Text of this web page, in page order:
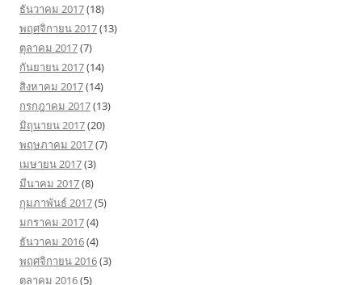
ธันวาคม 2017(18)
พฤศจิกายน 2017(13)
ตุลาคม 2017(7)
กันยายน 2017(14)
สิงหาคม 2017(14)
กรกฎาคม 2017(13)
มิถุนายน 2017(20)
พฤษภาคม 2017(7)
เมษายน 2017(3)
มีนาคม 2017(8)
กุมภาพันธ์ 2017(5)
มกราคม 2017(4)
ธันวาคม 2016(4)
พฤศจิกายน 2016(3)
ตุลาคม 2016(5)